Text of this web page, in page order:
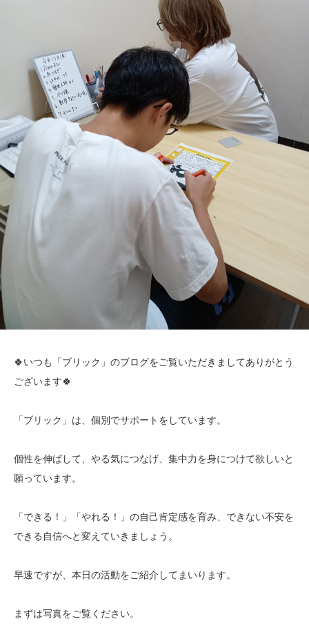
🍀いつも「ブリック」のブログをご覧いただきましてありがとう
ございます🍀
「ブリック」は、個別でサポートをしています。
個性を伸ばして、やる気につなげ、集中力を身につけて欲しいと
願っています。
「できる！」「やれる！」の自己肯定感を育み、できない不安を
できる自信へと変えていきましょう。
早速ですが、本日の活動をご紹介してまいります。
まずは写真をご覧ください。